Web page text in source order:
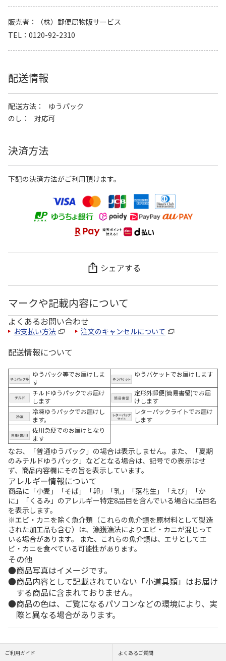
販売者
（株）郵便局物販サービス
TEL
0120-92-2310
配送情報
配送方法
ゆうパック
のし
対応可
決済方法
下記の決済方法がご利用頂けます。
シェアする
マークや記載内容について
よくあるお問い合わせ
お支払い方法 注文のキャンセルについて
配送情報について
ゆうパック等でお届けしま
す
ゆうパケットでお届けします
チルドゆうパックでお届け
します
定形外郵便(簡易書留)でお届
けします
冷凍ゆうパックでお届けし
ます。
レターパックライトでお届け
します
佐川急便でのお届けとなり
ます
なお、「普通ゆうパック」の場合は表示しません。また、「夏期
のみチルドゆうパック」などとなる場合は、記号での表示はせ
ず、商品内容欄にその旨を表示しています。
アレルギー情報について
商品に「小麦」「そば」「卵」「乳」「落花生」「えび」「か
に」「くるみ」のアレルギー特定8品目を含んでいる場合に品目名
を表示します。
※エビ・カニを除く魚介類（これらの魚介類を原材料として製造
された加工品も含む）は、漁獲漁法によりエビ・カニが混じって
いる場合があります。 また、これらの魚介類は、エサとしてエ
ビ・カニを食べている可能性があります。
その他
商品写真はイメージです。
商品内容として記載されていない「小道具類」はお届け
する商品に含まれておりません。
商品の色は、ご覧になるパソコンなどの環境により、実
際と異なる場合があります。
ご利用ガイド よくあるご質問